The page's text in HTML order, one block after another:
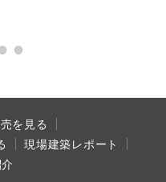
を見る
現場建築レポート